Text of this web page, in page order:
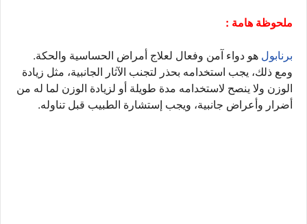
ملحوظة هامة :
برنابول هو دواء آمن وفعال لعلاج أمراض الحساسية والحكة.
ومع ذلك، يجب استخدامه بحذر لتجنب الآثار الجانبية، مثل زيادة
الوزن ولا ينصح لاستخدامه مدة طويلة أو لزيادة الوزن لما له من
أضرار وأعراض جانبية، ويجب إستشارة الطبيب قبل تناوله.